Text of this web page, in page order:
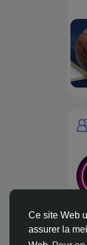
Ce site Web
assurer la
©